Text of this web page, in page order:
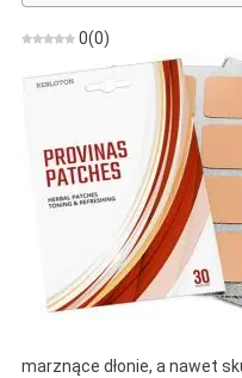
0(0)
marznące dłonie, a nawet